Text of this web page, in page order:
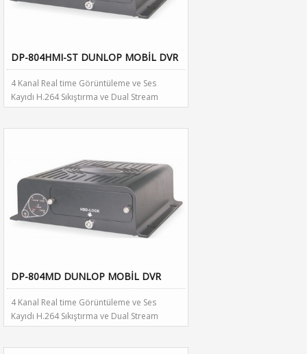
DP-804HMI-ST DUNLOP MOBİL DVR
4 Kanal Real time Görüntüleme ve Ses
Kayıdı H.264 Sıkıştırma ve Dual Stream
Desteği WVSClient yazılımı ile Google Map
Adet SATA 2.5” HDD Desteği Dahili GPS
Modül Dahili G (Hız) Sensörü RS-485 Çıkışı
ile PTZ Kamera Kontrolü Kontak
Kapandıktan Sonra Çalışabilme ( 5dk ~
360dk ) Planlanan Saatte DVR ı Otomatik
olarak Açma / Kapatma Dahili 3G (CDMA,
DP-804MD DUNLOP MOBİL DVR
4 Kanal Real time Görüntüleme ve Ses
Kayıdı H.264 Sıkıştırma ve Dual Stream
Desteği WVSClient yazılımı ile Google Map